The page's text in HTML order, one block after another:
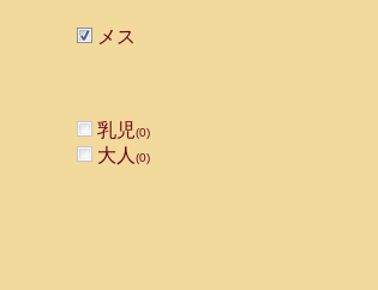
メス
乳児(0)
大人 (0)